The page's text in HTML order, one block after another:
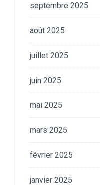
septembre 2025
août 2025
juillet 2025
juin 2025
mai 2025
mars 2025
février 2025
janvier 2025